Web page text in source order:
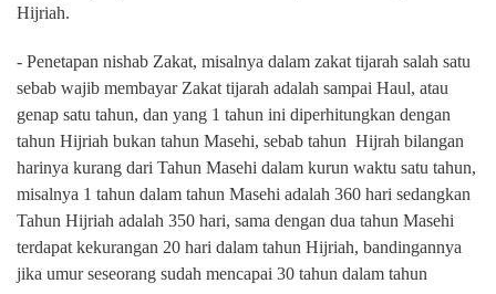
Hijriah.
- Penetapan nishab Zakat, misalnya dalam zakat tijarah salah satu
sebab wajib membayar Zakat tijarah adalah sampai Haul, atau
genap satu tahun, dan yang 1 tahun ini diperhitungkan dengan
tahun Hijriah bukan tahun Masehi, sebab tahun Hijrah bilangan
harinya kurang dari Tahun Masehi dalam kurun waktu satu tahun,
misalnya 1 tahun dalam tahun Masehi adalah 360 hari sedangkan
Tahun Hijriah adalah 350 hari, sama dengan dua tahun Masehi
terdapat kekurangan 20 hari dalam tahun Hijriah, bandingannya
jika umur seseorang sudah mencapai 30 tahun dalam tahun